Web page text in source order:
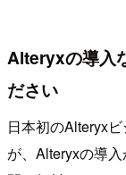
Alteryxの導入
ださい
日本初のAlteryx
が、Alteryxの導